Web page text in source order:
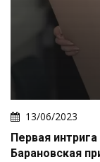
13/06/2023
Первая
Барановская